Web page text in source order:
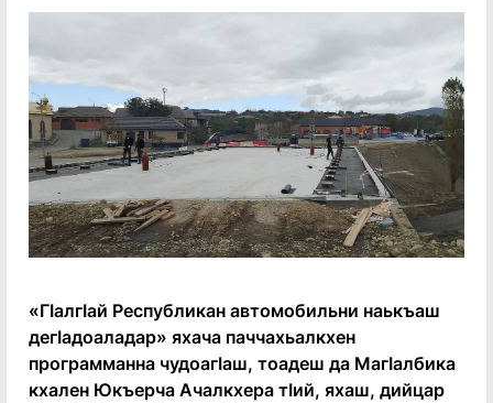
«Гӏалгӏай Республикан автомобильни наькъаш
дегӏадоаладар» яхача паччахьалкхен
программанна чудоагӏаш, тоадеш да Магӏалбика
кхален Юкъерча Ачалкхера тӏий, яхаш, дийцар